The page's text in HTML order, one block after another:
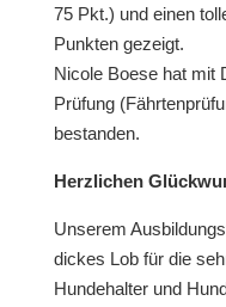
75 Pkt.) und einen
Punkten gezeigt.
Nicole Boese hat mit
Prüfung
bestanden.
Herzlichen
Unserem
dickes Lob für die
Hundehalter und